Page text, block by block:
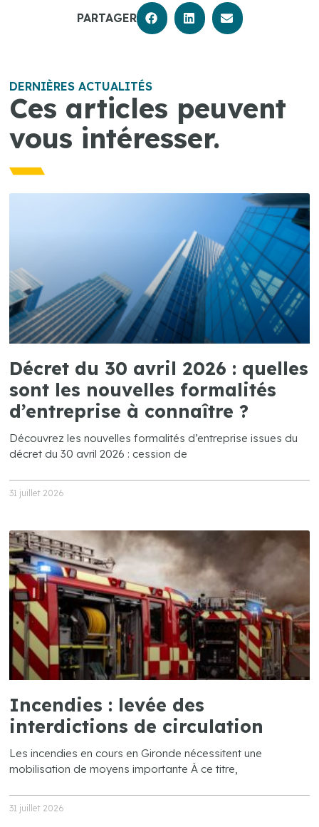
PARTAGER
DERNIÈRES ACTUALITÉS
Ces articles peuvent
vous intéresser.
Décret du 30 avril 2026 : quelles
sont les nouvelles formalités
d’entreprise à connaître ?
Découvrez les nouvelles formalités d’entreprise issues du
décret du 30 avril 2026 : cession de
31 juillet 2026
Incendies : levée des
interdictions de circulation
Les incendies en cours en Gironde nécessitent une
mobilisation de moyens importante À ce titre,
31 juillet 2026